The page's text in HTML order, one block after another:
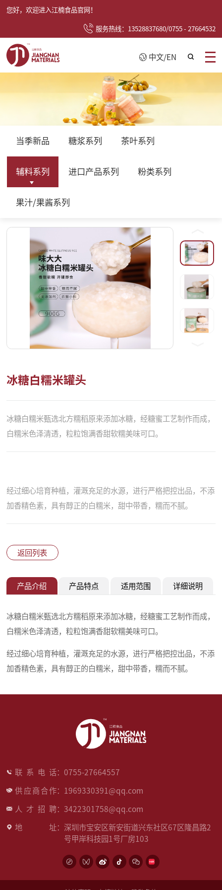
您好，欢迎进入江楠食品官网！
服务热线：13528837680/0755 - 27664532
中文/EN
当季新品 糖浆系列 茶叶系列
辅料系列 进口产品系列 粉类系列
果汁/果酱系列
冰糖白糯米罐头
冰糖白糯米甄选北方糯稻原来添加冰糖，经糖蜜工艺制作而成，
白糯米色泽清透，粒粒饱满香甜软糯美味可口。
经过细心培育种植，灌溉充足的水源，进行严格把控出品，不添
加香精色素，具有醇正的白糯米，甜中带香，糯而不腻。
返回列表
产品介绍 产品特点 适用范围 详细说明
冰糖白糯米甄选北方糯稻原来添加冰糖，经糖蜜工艺制作而成，
白糯米色泽清透，粒粒饱满香甜软糯美味可口。
经过细心培育种植，灌溉充足的水源，进行严格把控出品，不添
加香精色素，具有醇正的白糯米，甜中带香，糯而不腻。
联系电话： 0755-27664557
供应商合作： 1969330391@qq.com
人才招聘：3422301758@qq.com
地址： 深圳市宝安区新安街道兴东社区67区隆昌路2
号甲岸科技园1号厂房103